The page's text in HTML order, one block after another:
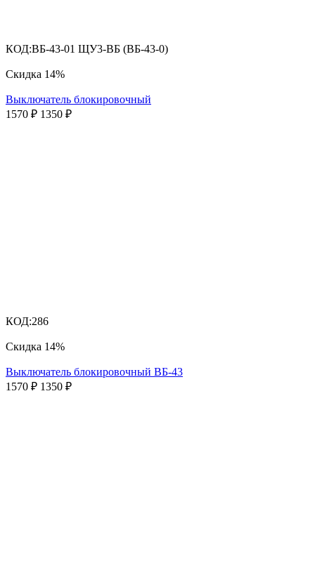
КОД:ВБ-43-01 ЩУ3-ВБ (ВБ-43-0)
Скидка 14%
Выключатель блокировочный
1570 ₽ 1350 ₽
КОД:286
Скидка 14%
Выключатель блокировочный ВБ-43
1570 ₽ 1350 ₽